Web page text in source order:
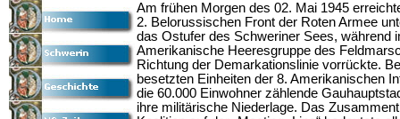
Am frühen Morgen des 02. Mai 1945
2. Belorussischen Front der Roten Armee
das Ostufer des Schweriner Sees, während
Amerikanische Heeresgruppe des
Richtung der Demarkationslinie vorrückte.
besetzten Einheiten der 8. Amerikanischen
die 60.000 Einwohner zählende
ihre militärische Niederlage. Das